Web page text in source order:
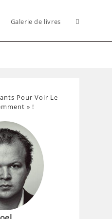
Galerie de livres Toggle
Pour Voir Le
» !